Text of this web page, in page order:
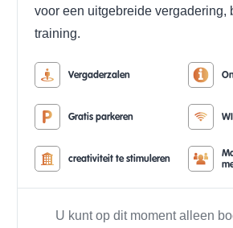
voor een uitgebreide vergadering,
training.
Vergaderzalen
Gratis parkeren
creativiteit te stimuleren
U kunt op dit moment alleen